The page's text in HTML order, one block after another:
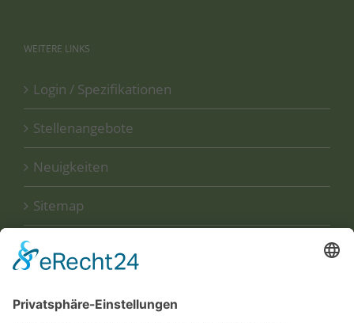
WEITERE LINKS
Login / Spezifikationen
Stellenangebote
Neuigkeiten
Sitemap
Disclaimer